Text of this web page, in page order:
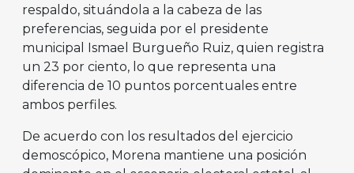
respaldo, situándola a la cabeza de las
preferencias, seguida por el presidente
municipal Ismael Burgueño Ruiz, quien registra
un 23 por ciento, lo que representa una
diferencia de 10 puntos porcentuales entre
ambos perfiles.
De acuerdo con los resultados del ejercicio
demoscópico, Morena mantiene una posición